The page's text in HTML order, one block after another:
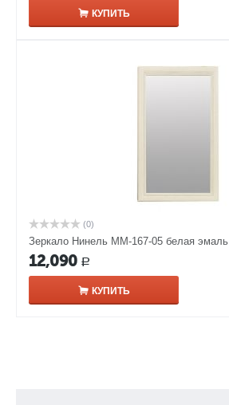
КУПИТЬ
(0)
Зеркало Нинель ММ-167-05 белая эмаль
12,090 Р
КУПИТЬ